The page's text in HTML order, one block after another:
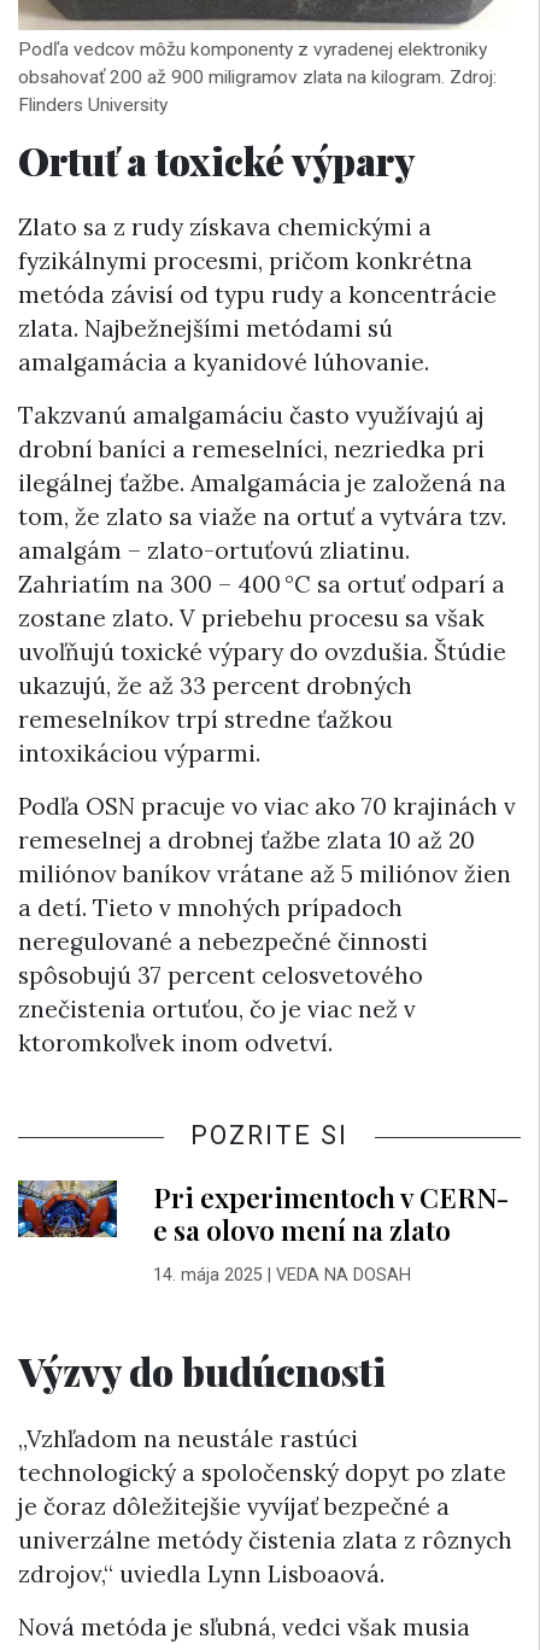
Podľa vedcov môžu komponenty z vyradenej elektroniky
obsahovať 200 až 900 miligramov zlata na kilogram. Zdroj:
Flinders University
Ortuť a toxické výpary
Zlato sa z rudy získava chemickými a
fyzikálnymi procesmi, pričom konkrétna
metóda závisí od typu rudy a koncentrácie
zlata. Najbežnejšími metódami sú
amalgamácia a kyanidové lúhovanie.
Takzvanú amalgamáciu často využívajú aj
drobní baníci a remeselníci, nezriedka pri
ilegálnej ťažbe. Amalgamácia je založená na
tom, že zlato sa viaže na ortuť a vytvára tzv.
amalgám – zlato-ortuťovú zliatinu.
Zahriatím na 300 – 400 °C sa ortuť odparí a
zostane zlato. V priebehu procesu sa však
uvoľňujú toxické výpary do ovzdušia. Štúdie
ukazujú, že až 33 percent drobných
remeselníkov trpí stredne ťažkou
intoxikáciou výparmi.
Podľa OSN pracuje vo viac ako 70 krajinách v
remeselnej a drobnej ťažbe zlata 10 až 20
miliónov baníkov vrátane až 5 miliónov žien
a detí. Tieto v mnohých prípadoch
neregulované a nebezpečné činnosti
spôsobujú 37 percent celosvetového
znečistenia ortuťou, čo je viac než v
ktoromkoľvek inom odvetví.
POZRITE SI
Pri experimentoch v CERN-
e sa olovo mení na zlato
14. mája 2025| VEDA NA DOSAH
Výzvy do budúcnosti
„Vzhľadom na neustále rastúci
technologický a spoločenský dopyt po zlate
je čoraz dôležitejšie vyvíjať bezpečné a
univerzálne metódy čistenia zlata z rôznych
zdrojov,“ uviedla Lynn Lisboaová.
Nová metóda je sľubná, vedci však musia